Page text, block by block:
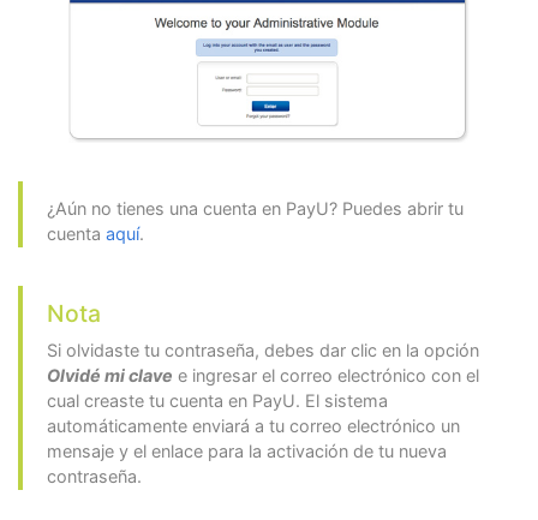
¿Aún no tienes una cuenta en PayU? Puedes abrir tu
cuenta aquí.
Nota
Si olvidaste tu contraseña, debes dar clic en la opción
Olvidé mi clave e ingresar el correo electrónico con el
cual creaste tu cuenta en PayU. El sistema
automáticamente enviará a tu correo electrónico un
mensaje y el enlace para la activación de tu nueva
contraseña.